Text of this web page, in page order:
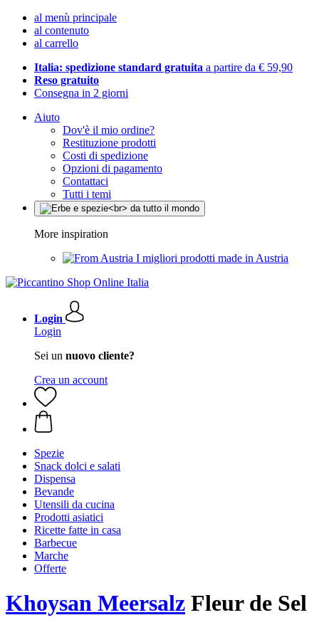
al menù principale
al contenuto
al carrello
Italia: spedizione standard gratuita a partire da € 59,90
Reso gratuito
Consegna in 2 giorni
Aiuto
Dov'è il mio ordine?
Restituzione prodotti
Costi di spedizione
Opzioni di pagamento
Contattaci
Tutti i temi
More inspiration
I migliori prodotti made in Austria
Login
Login
Sei un nuovo cliente?
Crea un account
Spezie
Snack dolci e salati
Dispensa
Bevande
Utensili da cucina
Prodotti asiatici
Ricette fatte in casa
Barbecue
Marche
Offerte
Khoysan Meersalz Fleur de Sel